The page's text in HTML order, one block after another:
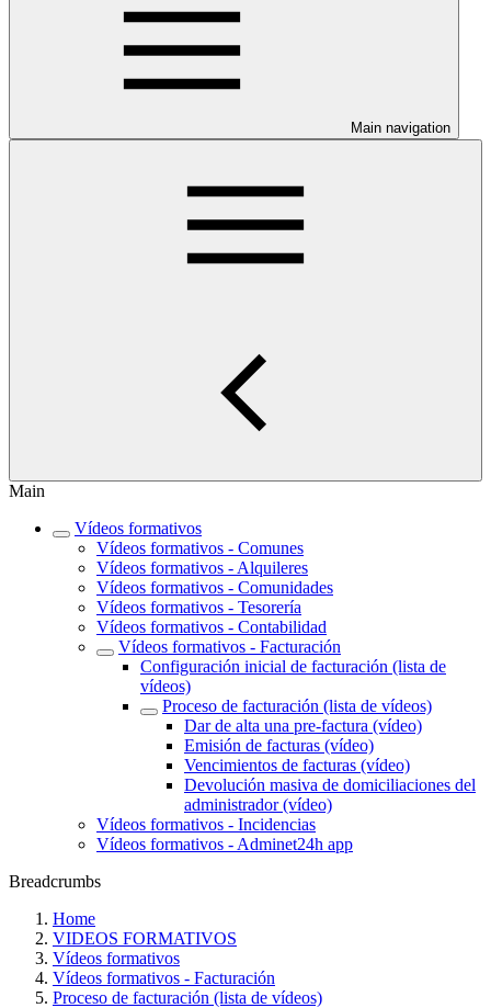
Main navigation
Main
Vídeos formativos
Vídeos formativos - Comunes
Vídeos formativos - Alquileres
Vídeos formativos - Comunidades
Vídeos formativos - Tesorería
Vídeos formativos - Contabilidad
Vídeos formativos - Facturación
Configuración inicial de facturación (lista de
vídeos)
Proceso de facturación (lista de vídeos)
Dar de alta una pre-factura (vídeo)
Emisión de facturas (vídeo)
Vencimientos de facturas (vídeo)
Devolución masiva de domiciliaciones del
administrador (vídeo)
Vídeos formativos - Incidencias
Vídeos formativos - Adminet24h app
Breadcrumbs
Home
VIDEOS FORMATIVOS
Vídeos formativos
Vídeos formativos - Facturación
Proceso de facturación (lista de vídeos)